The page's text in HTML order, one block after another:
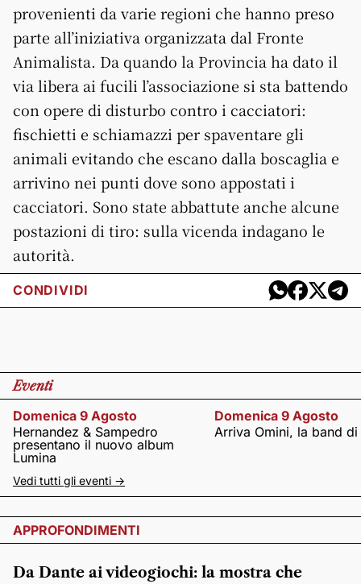
provenienti da varie regioni che hanno preso
parte all’iniziativa organizzata dal Fronte
Animalista. Da quando la Provincia ha dato il
via libera ai fucili l’associazione si sta battendo
con opere di disturbo contro i cacciatori:
fischietti e schiamazzi per spaventare gli
animali evitando che escano dalla boscaglia e
arrivino nei punti dove sono appostati i
cacciatori. Sono state abbattute anche alcune
postazioni di tiro: sulla vicenda indagano le
autorità.
CONDIVIDI
Eventi
Domenica 9 Agosto
Hernandez & Sampedro
presentano il nuovo album
Lumina
Domenica 9 Agosto
Arriva Omini, la band
Vedi tutti gli eventi ->
APPROFONDIMENTI
Da Dante ai videogiochi: la mostra che